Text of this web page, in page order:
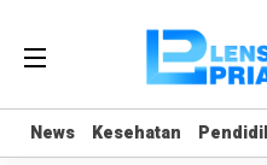
News Kesehatan
News Kesehatan